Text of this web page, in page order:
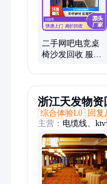
二手网吧电竞桌
椅沙发回收 服务
浙江天发物资
综合体验L0
回复
主营： 电缆线、
货回收、回收拆
视、制冷机组、
除、热水器空调
塑料管、发电机